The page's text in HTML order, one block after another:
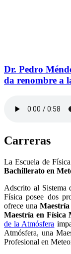
Dr. Pedro
da renombre a
Carreras
La Escuela de
Bachillerato en
Adscrito al Sistema
Física posee dos
ofrece una Maestría
Maestría en Física
de la Atmósfera
Atmósfera, una
Profesional en